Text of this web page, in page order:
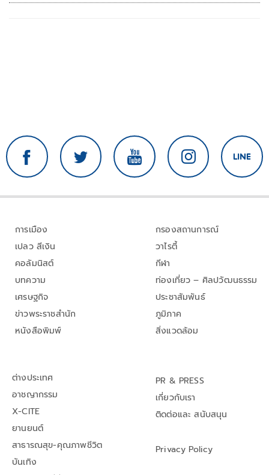
การเมือง
เปลว สีเงิน
คอลัมนิสต์
บทความ
เศรษฐกิจ
ข่าวพระราชสำนัก
หนังสือพิมพ์
กรองสถานการณ์
วาไรตี้
กีฬา
ท่องเที่ยว – ศิลปวัฒนธรรม
ประชาสัมพันธ์
ภูมิภาค
สิ่งแวดล้อม
ต่างประเทศ
อาชญากรรม
X-CITE
ยานยนต์
สาธารณสุข-คุณภาพชีวิต
บันเทิง
PR & PRESS
เกี่ยวกับเรา
ติดต่อและ สนับสนุน
Privacy Policy